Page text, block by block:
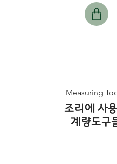
Measuring
조리에 사
계량도구